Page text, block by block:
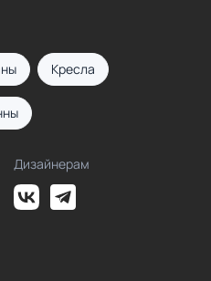
Кресла
Дизайнерам